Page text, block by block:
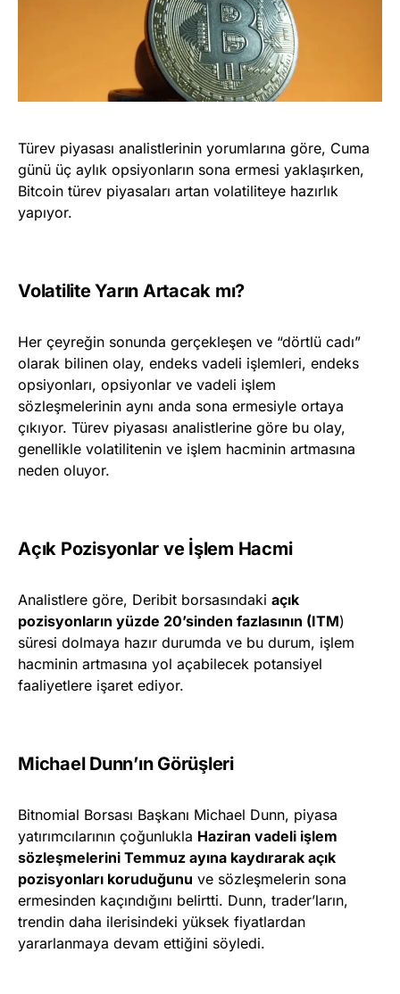
Türev piyasası analistlerinin yorumlarına göre, Cuma
günü üç aylık opsiyonların sona ermesi yaklaşırken,
Bitcoin türev piyasaları artan volatiliteye hazırlık
yapıyor.
Volatilite Yarın Artacak mı?
Her çeyreğin sonunda gerçekleşen ve “dörtlü cadı”
olarak bilinen olay, endeks vadeli işlemleri, endeks
opsiyonları, opsiyonlar ve vadeli işlem
sözleşmelerinin aynı anda sona ermesiyle ortaya
çıkıyor. Türev piyasası analistlerine göre bu olay,
genellikle volatilitenin ve işlem hacminin artmasına
neden oluyor.
Açık Pozisyonlar ve İşlem Hacmi
Analistlere göre, Deribit borsasındaki açık
pozisyonların yüzde 20’sinden fazlasının (ITM)
süresi dolmaya hazır durumda ve bu durum, işlem
hacminin artmasına yol açabilecek potansiyel
faaliyetlere işaret ediyor.
Michael Dunn’ın Görüşleri
Bitnomial Borsası Başkanı Michael Dunn, piyasa
yatırımcılarının çoğunlukla Haziran vadeli işlem
sözleşmelerini Temmuz ayına kaydırarak açık
pozisyonları koruduğunu ve sözleşmelerin sona
ermesinden kaçındığını belirtti. Dunn, trader’ların,
trendin daha ilerisindeki yüksek fiyatlardan
yararlanmaya devam ettiğini söyledi.